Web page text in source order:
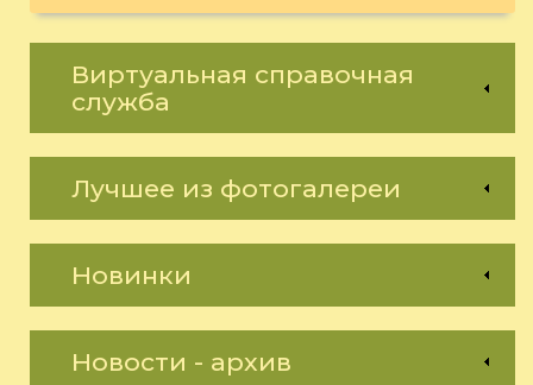
Виртуальная справочная
служба
Лучшее из фотогалереи
Новинки
Новости - архив